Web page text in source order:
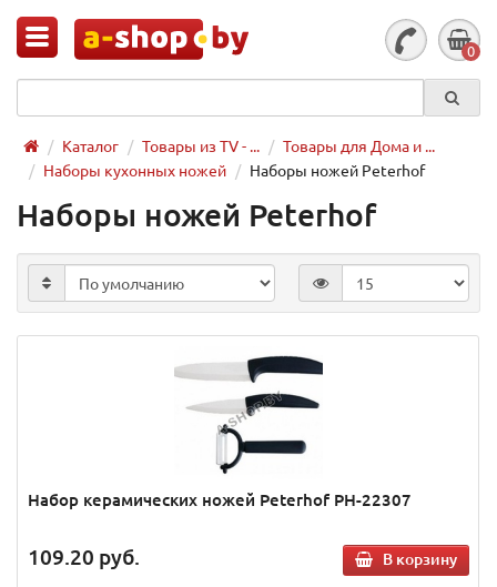
0
Каталог Товары из TV - ...
Товары для Дома и ...
Наборы кухонных ножей
Наборы ножей Peterhof
Наборы ножей Peterhof
Набор керамических ножей Peterhof PH-22307
109.20 руб. В корзину